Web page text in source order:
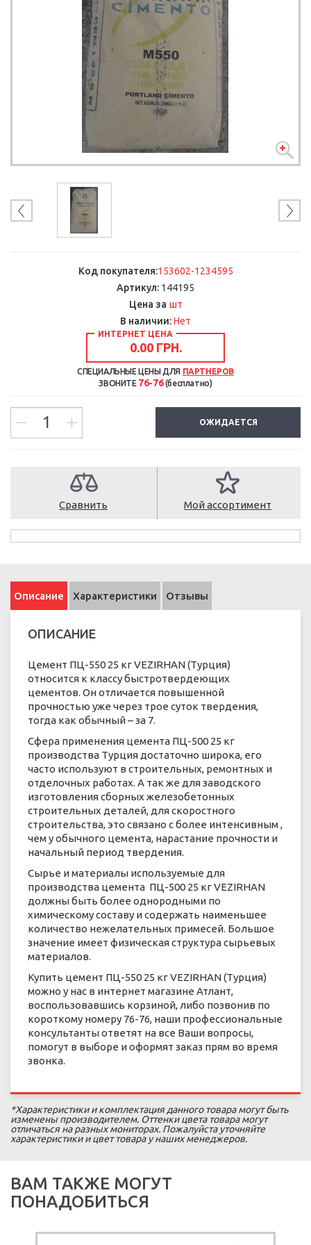
Код покупателя:153602-1234595
Артикул: 144195
Цена за шт
В наличии:Нет
ИНТЕРНЕТ ЦЕНА
0.00 ГРН.
СПЕЦИАЛЬНЫЕ ЦЕНЫ ДЛЯ ПАРТНЕРОВ
ЗВОНИТЕ 76-76(бесплатно)
ОЖИДАЕТСЯ
Сравнить Мой ассортимент
Описание Характеристики Отзывы
ОПИСАНИЕ
Цемент ПЦ-550 25 кг VEZIRHAN (Турция)
относится к классу быстротвердеющих
цементов. Он отличается повышенной
прочностью уже через трое суток твердения,
тогда как обычный – за 7.
Сфера применения цемента ПЦ-500 25 кг
производства Турция достаточно широка, его
часто используют в строительных, ремонтных и
отделочных работах. А так же для заводского
изготовления сборных железобетонных
строительных деталей, для скоростного
строительства, это связано с более интенсивным ,
чем у обычного цемента, нарастание прочности и
начальный период твердения.
Сырье и материалы используемые для
производства цемента ПЦ-500 25 кг VEZIRHAN
должны быть более однородными по
химическому составу и содержать наименьшее
количество нежелательных примесей. Большое
значение имеет физическая структура сырьевых
материалов.
Купить цемент ПЦ-550 25 кг VEZIRHAN (Турция)
можно у нас в интернет магазине Атлант,
воспользовавшись корзиной, либо позвонив по
короткому номеру 76-76, наши профессиональные
консультанты ответят на все Ваши вопросы,
помогут в выборе и оформят заказ прям во время
звонка.
*Характеристики и комплектация данного товара могут быть
изменены производителем. Оттенки цвета товара могут
отличаться на разных мониторах. Пожалуйста уточняйте
характеристики и цвет товара у наших менеджеров.
ВАМ ТАКЖЕ МОГУТ
ПОНАДОБИТЬСЯ